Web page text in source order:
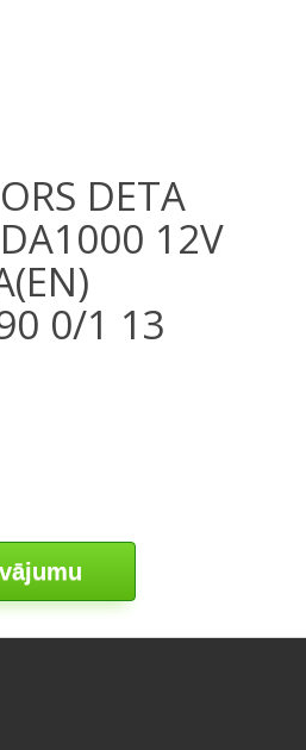
DETA
12V
0/1 13